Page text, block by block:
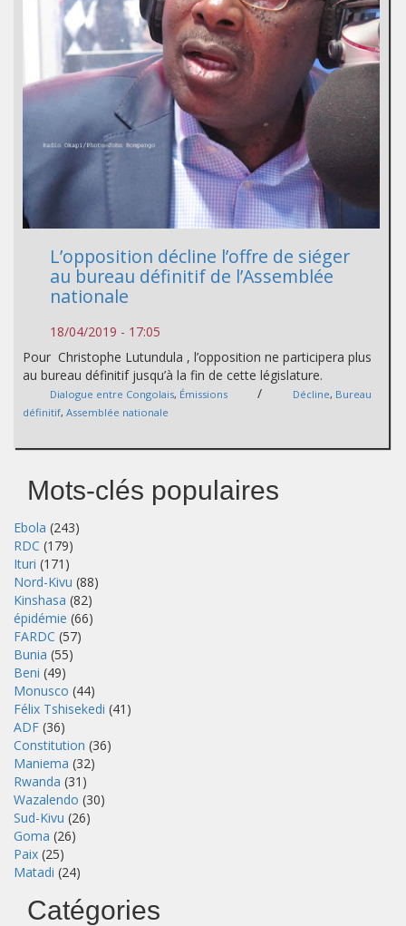
L’opposition décline l’offre de siéger
au bureau définitif de l’Assemblée
nationale
18/04/2019 - 17:05
Pour Christophe Lutundula , l’opposition ne participera plus
au bureau définitif jusqu’à la fin de cette législature.
Dialogue entre Congolais, Émissions / Décline, Bureau
définitif, Assemblée nationale
Mots-clés populaires
Ebola (243)
RDC (179)
Ituri (171)
Nord-Kivu (88)
Kinshasa (82)
épidémie (66)
FARDC (57)
Bunia (55)
Beni (49)
Monusco (44)
Félix Tshisekedi (41)
ADF (36)
Constitution (36)
Maniema (32)
Rwanda (31)
Wazalendo (30)
Sud-Kivu (26)
Goma (26)
Paix (25)
Matadi (24)
Catégories